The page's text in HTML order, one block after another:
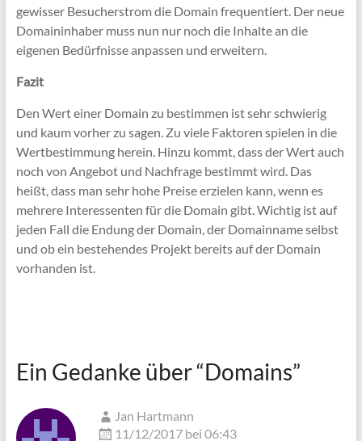
gewisser Besucherstrom die Domain frequentiert. Der neue
Domaininhaber muss nun nur noch die Inhalte an die
eigenen Bedürfnisse anpassen und erweitern.
Fazit
Den Wert einer Domain zu bestimmen ist sehr schwierig
und kaum vorher zu sagen. Zu viele Faktoren spielen in die
Wertbestimmung herein. Hinzu kommt, dass der Wert auch
noch von Angebot und Nachfrage bestimmt wird. Das
heißt, dass man sehr hohe Preise erzielen kann, wenn es
mehrere Interessenten für die Domain gibt. Wichtig ist auf
jeden Fall die Endung der Domain, der Domainname selbst
und ob ein bestehendes Projekt bereits auf der Domain
vorhanden ist.
Ein Gedanke über “Domains”
Jan Hartmann
11/12/2017 bei 06:43